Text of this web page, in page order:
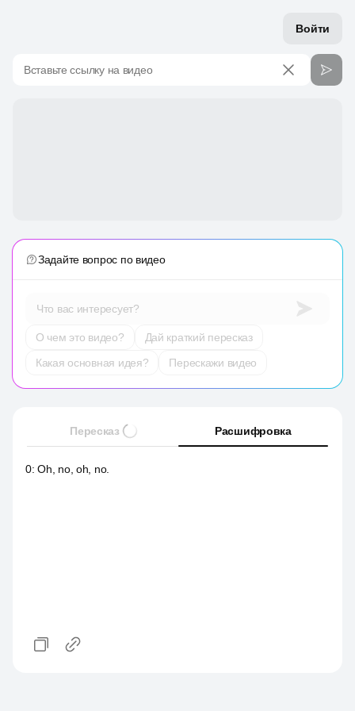
Войти
Вставьте ссылку на видео
Задайте вопрос по видео
Что вас интересует?
О чем это видео?
Дай краткий пересказ
Какая основная идея?
Перескажи видео
Пересказ Расшифровка
0:Oh, no, oh, no.